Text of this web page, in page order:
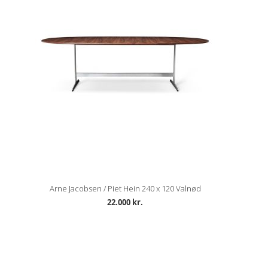
Arne Jacobsen / Piet Hein 240 x 120 Valnød
22.000 kr.